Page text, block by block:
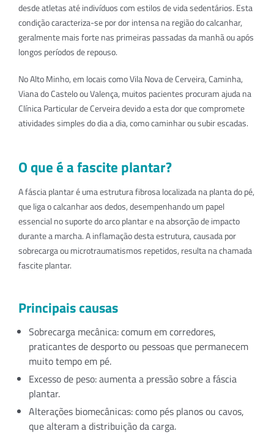
desde atletas até indivíduos com estilos de vida sedentários. Esta
condição caracteriza-se por dor intensa na região do calcanhar,
geralmente mais forte nas primeiras passadas da manhã ou após
longos períodos de repouso.
No Alto Minho, em locais como Vila Nova de Cerveira, Caminha,
Viana do Castelo ou Valença, muitos pacientes procuram ajuda na
Clínica Particular de Cerveira devido a esta dor que compromete
atividades simples do dia a dia, como caminhar ou subir escadas.
O que é a fascite plantar?
A fáscia plantar é uma estrutura fibrosa localizada na planta do pé,
que liga o calcanhar aos dedos, desempenhando um papel
essencial no suporte do arco plantar e na absorção de impacto
durante a marcha. A inflamação desta estrutura, causada por
sobrecarga ou microtraumatismos repetidos, resulta na chamada
fascite plantar.
Principais causas
Sobrecarga mecânica: comum em corredores,
praticantes de desporto ou pessoas que permanecem
muito tempo em pé.
Excesso de peso: aumenta a pressão sobre a fáscia
plantar.
Alterações biomecânicas: como pés planos ou cavos,
que alteram a distribuição da carga.